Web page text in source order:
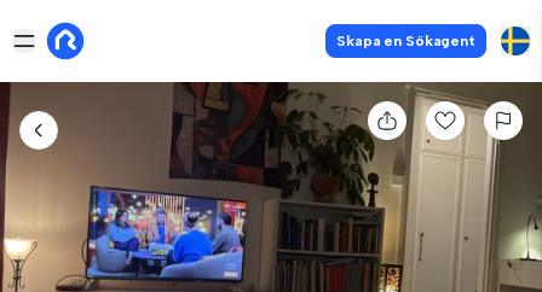
Skapa en Sökagent